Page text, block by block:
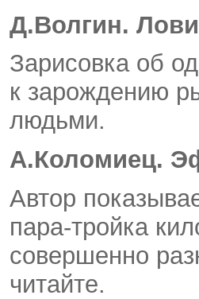
Д.Волгин.
Зарисовка об
к зарождению
людьми.
А.Коломиец.
Автор
пара-тройка
совершенно
читайте.